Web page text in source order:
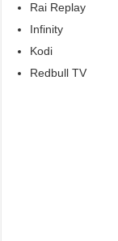
Rai Replay
Infinity
Kodi
Redbull TV